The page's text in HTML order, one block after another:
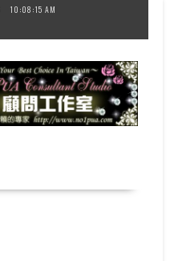
10:08:15 AM